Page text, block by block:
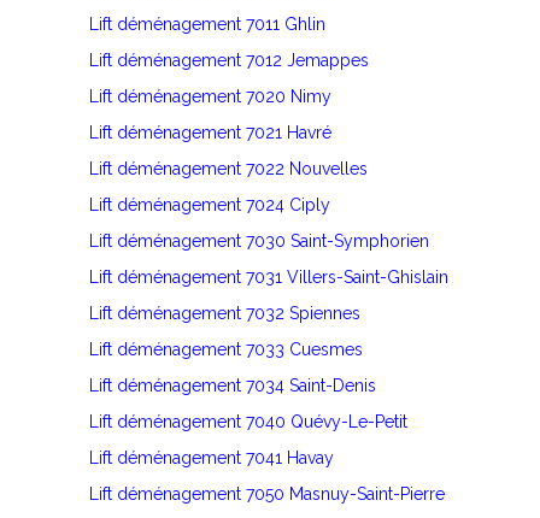
Lift déménagement 7011 Ghlin
Lift déménagement 7012 Jemappes
Lift déménagement 7020 Nimy
Lift déménagement 7021 Havré
Lift déménagement 7022 Nouvelles
Lift déménagement 7024 Ciply
Lift déménagement 7030 Saint-Symphorien
Lift déménagement 7031 Villers-Saint-Ghislain
Lift déménagement 7032 Spiennes
Lift déménagement 7033 Cuesmes
Lift déménagement 7034 Saint-Denis
Lift déménagement 7040 Quévy-Le-Petit
Lift déménagement 7041 Havay
Lift déménagement 7050 Masnuy-Saint-Pierre